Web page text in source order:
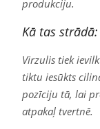
produkciju.
Kā tas strādā:
Virzulis tiek
tiktu iesūkts
pozīciju tā, lai
atpakaļ tvertnē.